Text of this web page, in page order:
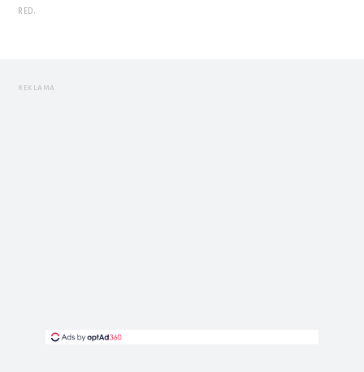
RED.
REKLAMA